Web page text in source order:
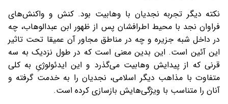
نکته دیگر تجربه نجدیان با وهابیت بود. کنش و واکنش‌های
فراوان نجد با محیط اطرافشان پس از ظهور ابن عبدالوهاب، چه
در داخل شبه جزیره و چه در مناطق مجاور آن عمیقا تحت تاثیر
این آئین است. این بدین معنی است که در طول نزدیک به سه
قرنی که از پیدایش وهابیت می‌گذرد و این ایدئولوژیِ به کلی
متفاوت با مذاهب دیگر اسلامی، نجدیان را به خدمت گرفته و
آنان را متناسب با ویژگی‌هایش بازسازی کرده است.